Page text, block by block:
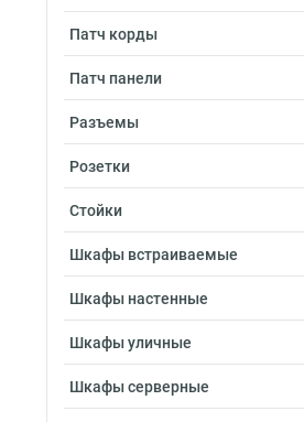
Патч корды
Патч панели
Разъемы
Розетки
Стойки
Шкафы встраиваемые
Шкафы настенные
Шкафы уличные
Шкафы серверные